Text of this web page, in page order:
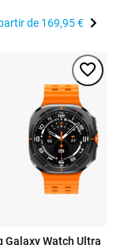
de 169,95 €
Galaxy Watch Ultra